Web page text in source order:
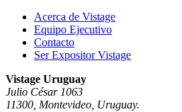
Acerca de Vistage
Equipo Ejecutivo
Contacto
Ser Expositor Vistage
Vistage Uruguay
Julio César 1063
11300, Montevideo, Uruguay.